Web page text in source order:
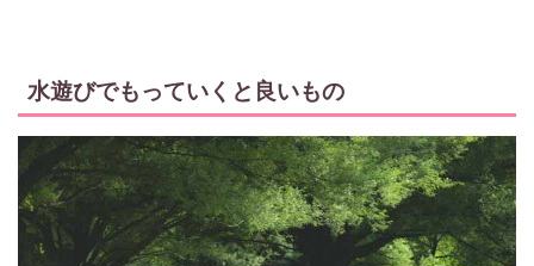
水遊びでもっていくと良いもの